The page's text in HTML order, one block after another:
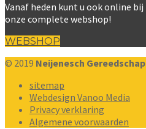
Vanaf heden kunt u ook online
onze complete webshop!
WEBSHOP
© 2019 Neijenesch
sitemap
Webdesign Vanoo Media
Privacy verklaring
Algemene voorwaarden